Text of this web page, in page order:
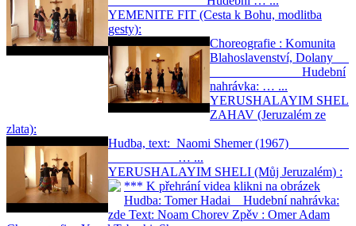
YEMENITE FIT (Cesta k Bohu, modlitba
gesty):
Choreografie : Komunita
Blahoslavenství, Dolany
Hudební
nahrávka: … ...
YERUSHALAYIM SHEL
ZAHAV (Jeruzalém ze
zlata):
Hudba, text: Naomi Shemer (1967)
… ...
YERUSHALAYIM SHELI (Můj Jeruzalém) :
*** K přehrání videa klikni na obrázek
Hudba: Tomer Hadai Hudební nahrávka:
zde Text: Noam Chorev Zpěv : Omer Adam